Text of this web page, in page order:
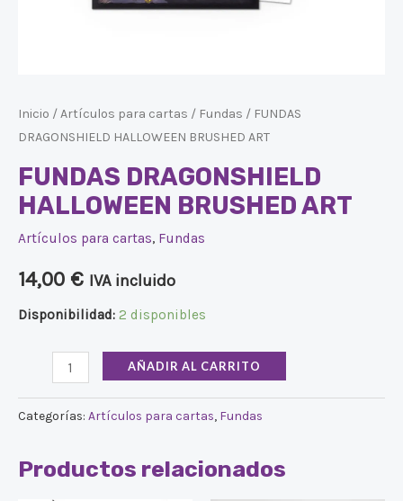
Inicio /Artículos para cartas / Fundas / FUNDAS
DRAGONSHIELD HALLOWEEN BRUSHED ART
FUNDAS DRAGONSHIELD
HALLOWEEN BRUSHED ART
Artículos para cartas, Fundas
14,00 € IVA incluido
Disponibilidad: 2 disponibles
AÑADIR AL CARRITO
Categorías: Artículos para cartas, Fundas
Productos relacionados